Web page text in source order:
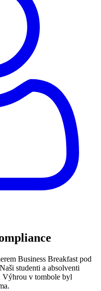
Business Breakfast pod
studenti a absolventi
Výhrou v tombole byl